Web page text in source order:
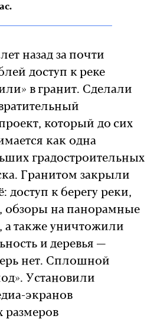
назад за почти
доступ к реке
в гранит. Сделали
который до сих
как одна
градостроительных
Гранитом закрыли
доступ к берегу реки,
обзоры на панорамные
а также уничтожили
и деревья —
нет. Сплошной
Установили
экранов
размеров